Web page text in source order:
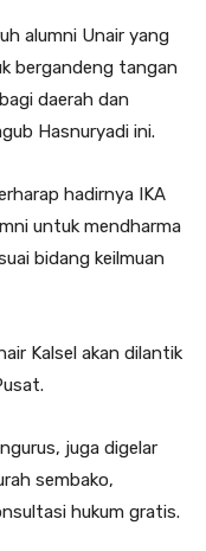
alumni Unair yang
bergandeng tangan
daerah dan
Hasnuryadi ini.
hadirnya IKA
untuk mendharma
bidang keilmuan
Kalsel akan dilantik
juga digelar
sembako,
hukum gratis.